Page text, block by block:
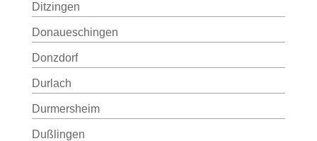
Ditzingen
Donaueschingen
Donzdorf
Durlach
Durmersheim
Dußlingen